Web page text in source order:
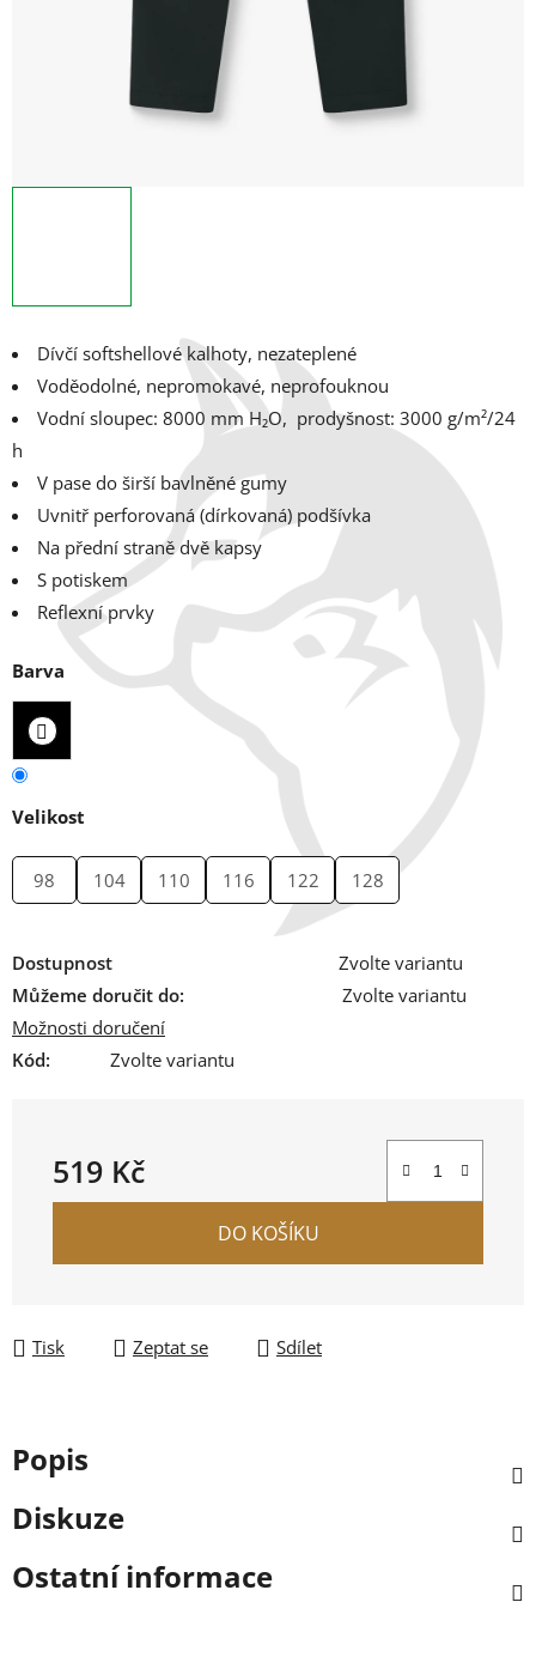
Dívčí softshellové kalhoty, nezateplené
Voděodolné, nepromokavé, neprofouknou
Vodní sloupec: 8000 mm H₂O, prodyšnost: 3000 g/m²/24
h
V pase do širší bavlněné gumy
Uvnitř perforovaná (dírkovaná) podšívka
Na přední straně dvě kapsy
S potiskem
Reflexní prvky
Barva
Velikost
98 104 110 116 122 128
Dostupnost
Zvolte variantu
Můžeme doručit do:
Zvolte variantu
Možnosti doručení
Kód:
Zvolte variantu
519 Kč
Měrná cena:
DO KOŠÍKU
Tisk Zeptat se Sdílet
Popis
Diskuze
Ostatní informace